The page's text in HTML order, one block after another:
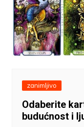
zanimljivo
Odaberite
budućnost i